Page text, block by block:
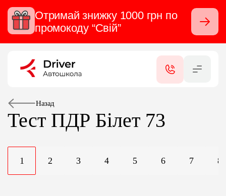
Отримай знижку 1000 грн по
промокоду “Свій”
Закрити
КАТЕГОРІЇ
ПОСЛУГИ
СЕРТИФІКАТИ
ФІЛІАЛИ
Назад
Тест ПДР Білет 73
1 2 3 4 5 6 7 8